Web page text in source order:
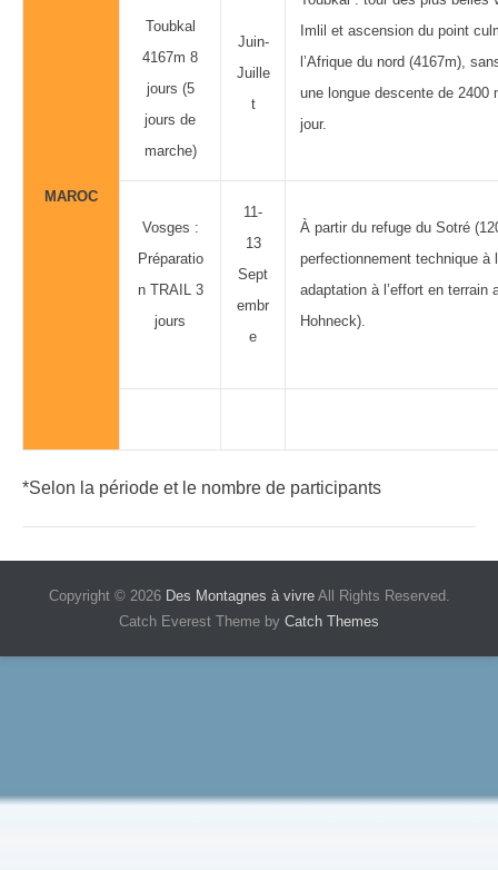
MAROC
Toubkal
4167m 8
jours (5
jours de
marche)
Juin-
Juille
t
Imlil et ascension du point
l’Afrique du nord (4167m),
une longue descente de 2400
jour.
Vosges :
Préparatio
n TRAIL 3
jours
11-
13
Sept
embr
e
À partir du refuge du Sotré
perfectionnement technique à
adaptation à l’effort en terrain
Hohneck).
*Selon la période et le nombre de participants
Copyright © 2026 Des Montagnes à vivreAll Rights Reserved.
Catch Everest Theme by Catch Themes